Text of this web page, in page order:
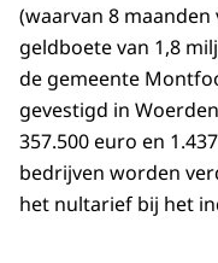
(waarvan 8
geldboete van 1,8
de gemeente
gevestigd in
357.500 euro en
bedrijven worden
het nultarief bij het